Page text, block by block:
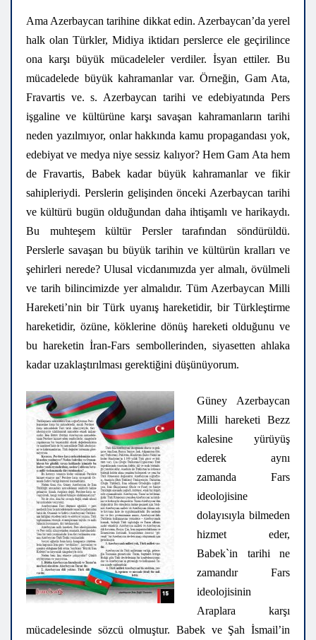
Ama Azerbaycan tarihine dikkat edin. Azerbaycan’da yerel
halk olan Türkler, Midiya iktidarı perslerce ele geçirilince
ona karşı büyük mücadeleler verdiler. İsyan ettiler. Bu
mücadelede büyük kahramanlar var. Örneğin, Gam Ata,
Fravartis ve. s. Azerbaycan tarihi ve edebiyatında Pers
işgaline ve kültürüne karşı savaşan kahramanların tarihi
neden yazılmıyor, onlar hakkında kamu propagandası yok,
edebiyat ve medya niye sessiz kalıyor? Hem Gam Ata hem
de Fravartis, Babek kadar büyük kahramanlar ve fikir
sahipleriydi. Perslerin gelişinden önceki Azerbaycan tarihi
ve kültürü bugün olduğundan daha ihtişamlı ve harikaydı.
Bu muhteşem kültür Persler tarafından söndürüldü.
Perslerle savaşan bu büyük tarihin ve kültürün kralları ve
şehirleri nerede? Ulusal vicdanımızda yer almalı, övülmeli
ve tarih bilincimizde yer almalıdır. Tüm Azerbaycan Milli
Hareketi’nin bir Türk uyanış hareketidir, bir Türkleştirme
hareketidir, özüne, köklerine dönüş hareketi olduğunu ve
bu hareketin İran-Fars sembollerinden, siyasetten ahlaka
kadar uzaklaştırılması gerektiğini düşünüyorum.
Güney Azerbaycan
Milli hareketi Bezz
kalesine yürüyüş
ederek aynı
zamanda Fars
ideolojisine
dolayısıyla bilmeden
hizmet eder,
Babek`in tarihi ne
zamandır Fars
ideolojisinin
Araplara karşı
mücadelesinde sözcü olmuştur. Babek ve Şah İsmail’in